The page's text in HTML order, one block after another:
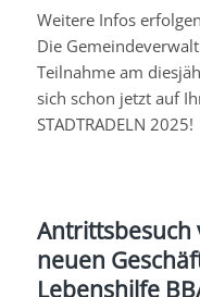
Weitere Infos
Die
Teilnahme am
sich schon jetzt auf
STADTRADELN 2025!
Antrittsbesuch
neuen
Lebenshilfe